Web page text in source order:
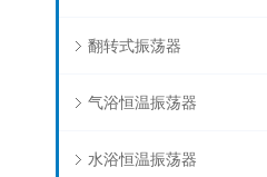
翻转式振荡器
气浴恒温振荡器
水浴恒温振荡器